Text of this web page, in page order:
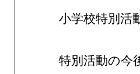
小学校特別活
特別活動の今